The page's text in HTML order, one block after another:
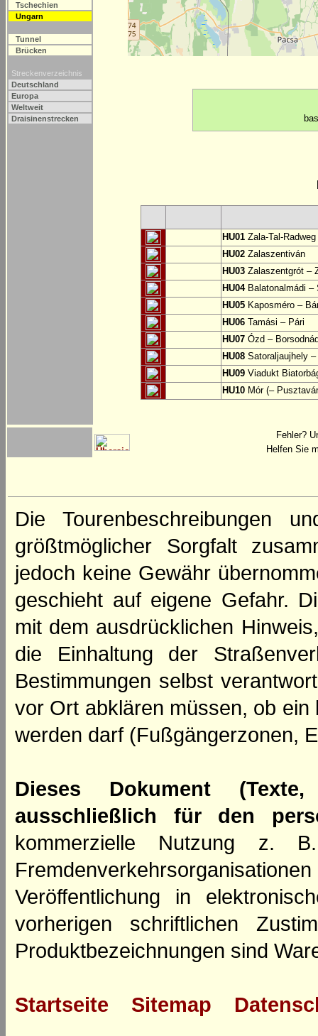
Tschechien
Ungarn
Tunnel
Brücken
Streckenverzeichnis
Deutschland
Europa
Weltweit
Draisinenstrecken
HU01 Zala-Tal-
HU02 Zalaszentiván
HU03 Zalaszentgrót –
HU04Balatonalmádi –
HU05 Kaposméro –
HU06 Tamási – Pári
HU07 Ózd –
HU08 Satoraljaujhely
HU09 Viadukt
HU10 Mór (–
Fehler?
Helfen Sie
Die Tourenbeschreibungen
größtmöglicher Sorgfalt
jedoch keine Gewähr
geschieht auf eigene Gefahr.
mit dem ausdrücklichen
die Einhaltung der
Bestimmungen selbst
vor Ort abklären müssen, ob
werden darf (Fußgängerzonen,
Dieses Dokument
ausschließlich für den
kommerzielle Nutzung z.
Veröffentlichung in
vorherigen schriftlichen
Produktbezeichnungen sind
Startseite Sitemap